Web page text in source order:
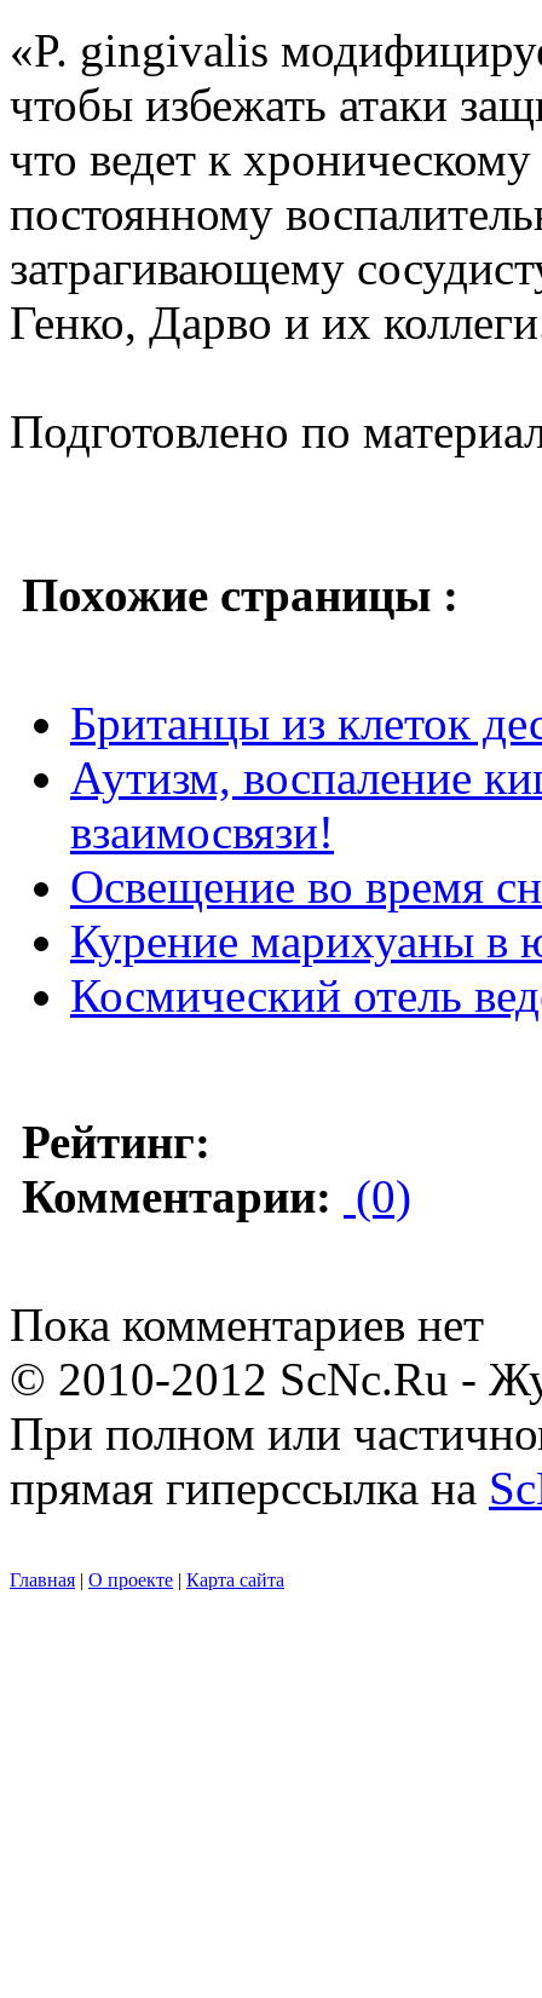
«P. gingivalis
чтобы избежать атаки
что ведет к
постоянному
затрагивающему
Генко, Дарво и их
Подготовлено по
Похожие страницы :
Британцы из клеток
Аутизм, воспаление
взаимосвязи!
Освещение во время
Курение марихуаны в
Космический отель
Рейтинг:
Комментарии: (0)
Пока комментариев нет
© 2010-2012 ScNc.Ru -
При полном или
прямая гиперссылка на
Главная | О проекте | Карта сайта